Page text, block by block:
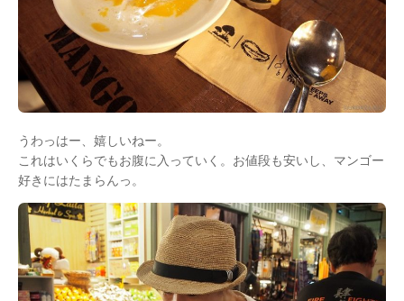
うわっはー、嬉しいねー。
これはいくらでもお腹に入っていく。お値段も安いし、マンゴー
好きにはたまらんっ。